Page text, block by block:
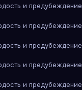
и предубеждение
и предубеждение
и предубеждение
и предубеждение
и предубеждение